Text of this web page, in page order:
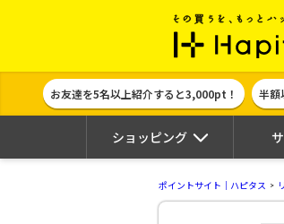
お友達を5名以上紹介すると3,000pt！ 半額
ショッピング
ポイントサイト｜ハピタス